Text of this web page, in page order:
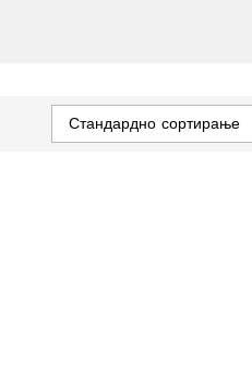
Стандардно сортирање